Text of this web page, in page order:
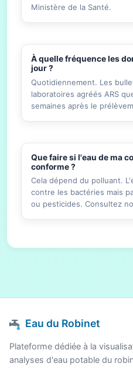
Ministère de la Santé.
À quelle fréquence les
jour ?
Quotidiennement. Les
laboratoires agréés ARS
semaines après le
Que faire si l'eau de ma
conforme ?
Cela dépend du polluant.
contre les bactéries mais
ou pesticides. Consultez
Eau du Robinet
Plateforme dédiée à la
analyses d'eau potable du